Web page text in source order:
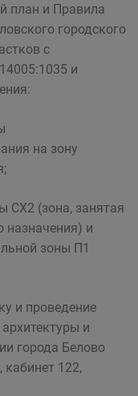
план и Правила
городского
с
и
на зону
СХ2 (зона, занятая
назначения) и
зоны П1
и проведение
и
города Белово
кабинет 122,